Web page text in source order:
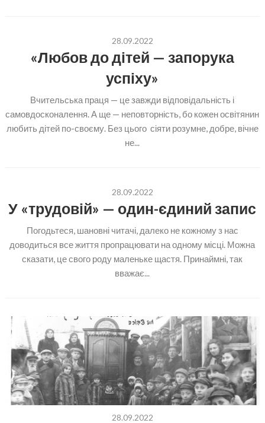
28.09.2022
«Любов до дітей — запорука
успіху»
Вчительська праця — це завжди відповідальність і
самовдосконалення. А ще — неповторність, бо кожен освітянин
любить дітей по-своєму. Без цього сіяти розумне, добре, вічне
не...
28.09.2022
У «трудовій» — один-єдиний запис
Погодьтеся, шановні читачі, далеко не кожному з нас
доводиться все життя пропрацювати на одному місці. Можна
сказати, це свого роду маленьке щастя. Принаймні, так
вважає...
28.09.2022